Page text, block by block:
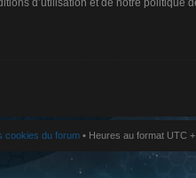
cookies du forum• Heures au format UTC +